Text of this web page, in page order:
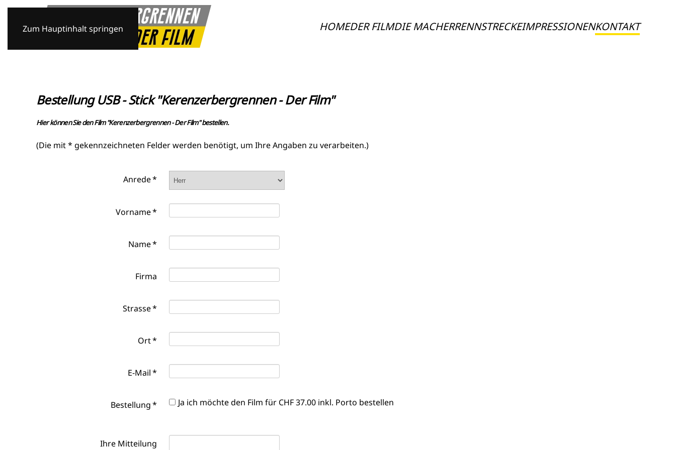
Zum Hauptinhalt springen HOMEDER FILMDIE MACHERRENNSTRECKEIMPRESSIONENKONTAKT
Bestellung USB - Stick "Kerenzerbergrennen - Der Film"
Hier können Sie den Film "Kerenzerbergrennen - Der Film" bestellen.
(Die mit * gekennzeichneten Felder werden benötigt, um Ihre Angaben zu verarbeiten.)
Anrede*
Vorname*
Name*
Firma
Strasse*
Ort*
E-Mail*
Bestellung* Ja ich möchte den Film für CHF 37.00 inkl. Porto bestellen
Ihre Mitteilung